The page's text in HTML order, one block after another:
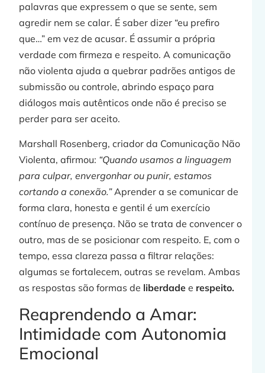
palavras que expressem o que se sente, sem
agredir nem se calar. É saber dizer “eu prefiro
que…” em vez de acusar. É assumir a própria
verdade com firmeza e respeito. A comunicação
não violenta ajuda a quebrar padrões antigos de
submissão ou controle, abrindo espaço para
diálogos mais autênticos onde não é preciso se
perder para ser aceito.
Marshall Rosenberg, criador da Comunicação Não
Violenta, afirmou: “Quando usamos a linguagem
para culpar, envergonhar ou punir, estamos
cortando a conexão.”Aprender a se comunicar de
forma clara, honesta e gentil é um exercício
contínuo de presença. Não se trata de convencer o
outro, mas de se posicionar com respeito. E, com o
tempo, essa clareza passa a filtrar relações:
algumas se fortalecem, outras se revelam. Ambas
as respostas são formas de liberdade e respeito.
Reaprendendo a Amar:
Intimidade com Autonomia
Emocional